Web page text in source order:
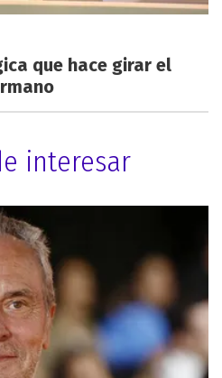
que hace girar el
interesar